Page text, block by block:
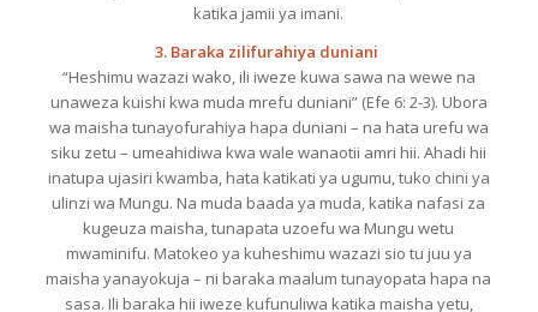
katika jamii ya imani.
3. Baraka zilifurahiya duniani
“Heshimu wazazi wako, ili iweze kuwa sawa na wewe na
unaweza kuishi kwa muda mrefu duniani” (Efe 6: 2-3). Ubora
wa maisha tunayofurahiya hapa duniani – na hata urefu wa
siku zetu – umeahidiwa kwa walewanaotii amri hii.Ahadi hii
inatupa ujasiri kwamba, hata katikati ya ugumu,tuko chini ya
ulinzi wa Mungu. Na muda baada ya muda, katika nafasi za
kugeuza maisha,tunapata uzoefu wa Mungu wetu
mwaminifu. Matokeo ya kuheshimu wazazi sio tu juu ya
maisha yanayokuja – ni baraka maalum tunayopata hapa na
sasa. Ili baraka hii iweze kufunuliwa katika maisha yetu,